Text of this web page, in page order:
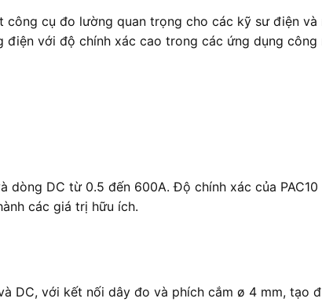
công cụ đo lường quan trọng cho các kỹ sư điện
điện với độ chính xác cao trong các ứng dụng công
DC từ 0.5 đến 600A. Độ chính xác của
các giá trị hữu ích.
DC, với kết nối dây đo và phích cắm ø 4 mm,